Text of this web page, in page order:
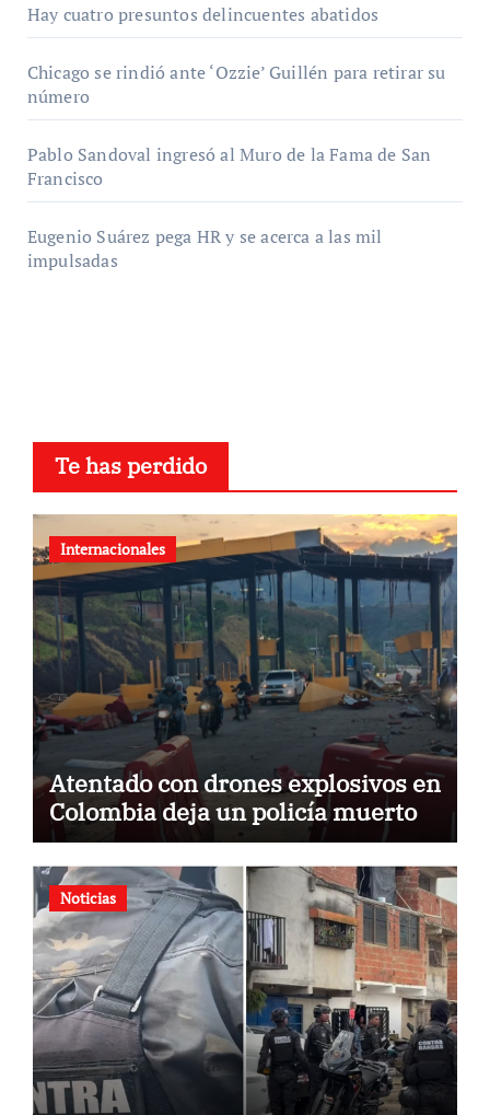
Hay cuatro presuntos delincuentes abatidos
Chicago se rindió ante ‘Ozzie’ Guillén para retirar su
número
Pablo Sandoval ingresó al Muro de la Fama de San
Francisco
Eugenio Suárez pega HR y se acerca a las mil
impulsadas
Te has perdido
Internacionales
Atentado con drones explosivos en
Colombia deja un policía muerto
Noticias